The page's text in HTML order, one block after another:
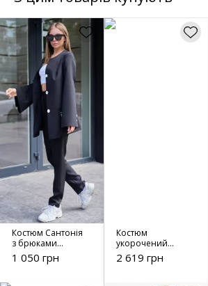
Костюм Сантонія
з брюками
чорний
1 050 грн
Костюм
укорочений
жакет зі
спідницею в
2 619 грн